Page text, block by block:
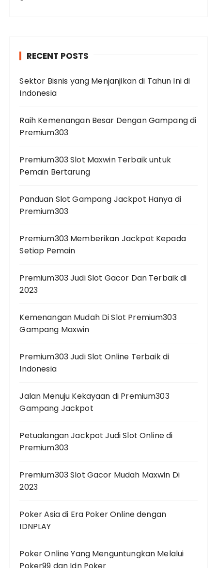
RECENT POSTS
Sektor Bisnis yang Menjanjikan di Tahun Ini di
Indonesia
Raih Kemenangan Besar Dengan Gampang di
Premium303
Premium303 Slot Maxwin Terbaik untuk
Pemain Bertarung
Panduan Slot Gampang Jackpot Hanya di
Premium303
Premium303 Memberikan Jackpot Kepada
Setiap Pemain
Premium303 Judi Slot Gacor Dan Terbaik di
2023
Kemenangan Mudah Di Slot Premium303
Gampang Maxwin
Premium303 Judi Slot Online Terbaik di
Indonesia
Jalan Menuju Kekayaan di Premium303
Gampang Jackpot
Petualangan Jackpot Judi Slot Online di
Premium303
Premium303 Slot Gacor Mudah Maxwin Di
2023
Poker Asia di Era Poker Online dengan
IDNPLAY
Poker Online Yang Menguntungkan Melalui